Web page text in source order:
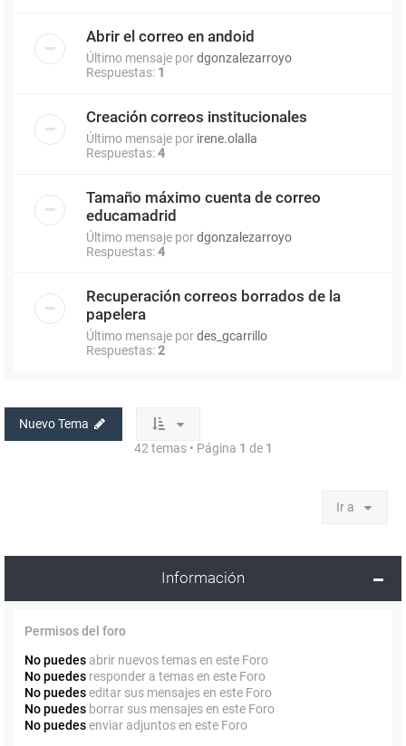
Abrir el correo en andoid
Último mensaje pordgonzalezarroyo
Respuestas: 1
Creación correos institucionales
Último mensaje por irene.olalla
Respuestas:4
Tamaño máximo cuenta de correo
educamadrid
Último mensaje pordgonzalezarroyo
Respuestas:4
Recuperación correos borrados de la
papelera
Último mensaje pordes_gcarrillo
Respuestas:2
Nuevo Tema
42 temas • Página 1 de 1
Ir a
Información
Permisos del foro
No puedes abrir nuevos temas en este Foro
No puedes responder a temas en este Foro
No puedeseditar sus mensajes en este Foro
No puedes borrar sus mensajes en este Foro
No puedesenviar adjuntos en este Foro